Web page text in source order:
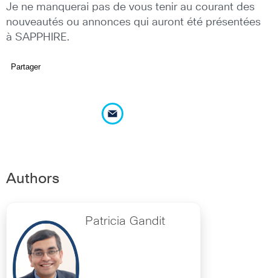
Je ne manquerai pas de vous tenir au courant des
nouveautés ou annonces qui auront été présentées
à SAPPHIRE.
Partager
Authors
Patricia Gandit